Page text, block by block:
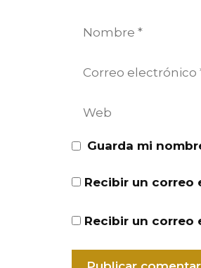
Nombre
Guarda mi
Recibir un
Recibir un correo